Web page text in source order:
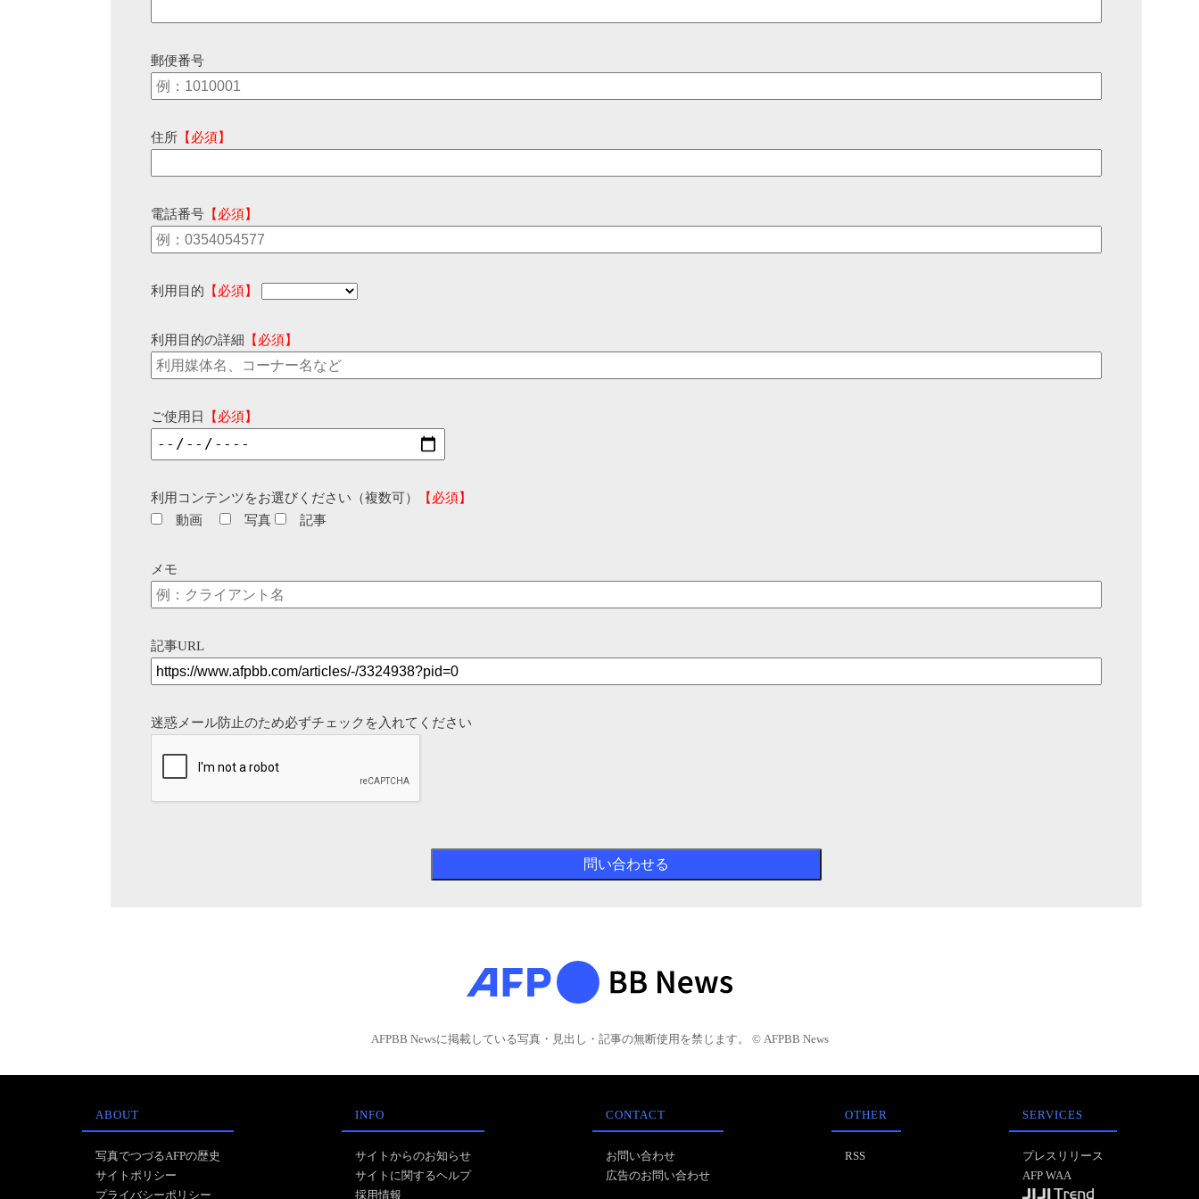
郵便番号
住所 【必須】
電話番号 【必須】
利用目的 【必須】
利用目的の詳細 【必須】
ご使用日 【必須】
利用コンテンツをお選びください（複数可）
【必須】
動画
写真 記事
メモ
記事URL
迷惑メール防止のため必ずチェックを入れてください
AFPBB Newsに掲載している写真・見出し・記事の無断使用を禁じます。 © AFPBB News
ABOUT
写真でつづるAFPの歴史
サイトポリシー
プライバシーポリシー
INFO
サイトからのお知らせ
サイトに関するヘルプ
採用情報
CONTACT
お問い合わせ
広告のお問い合わせ
OTHER
RSS
SERVICES
プレスリリース
AFP WAA